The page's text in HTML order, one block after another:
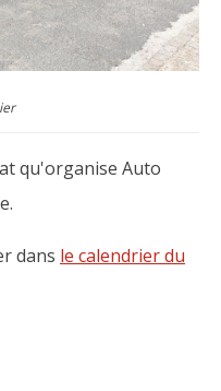
qu'organise Auto
dans le calendrier du